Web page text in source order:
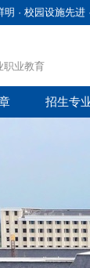
· 校园设施先进
职业教育
招生专